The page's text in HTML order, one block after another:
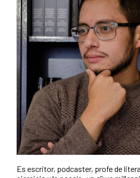
Es escritor, podcaster, profe de